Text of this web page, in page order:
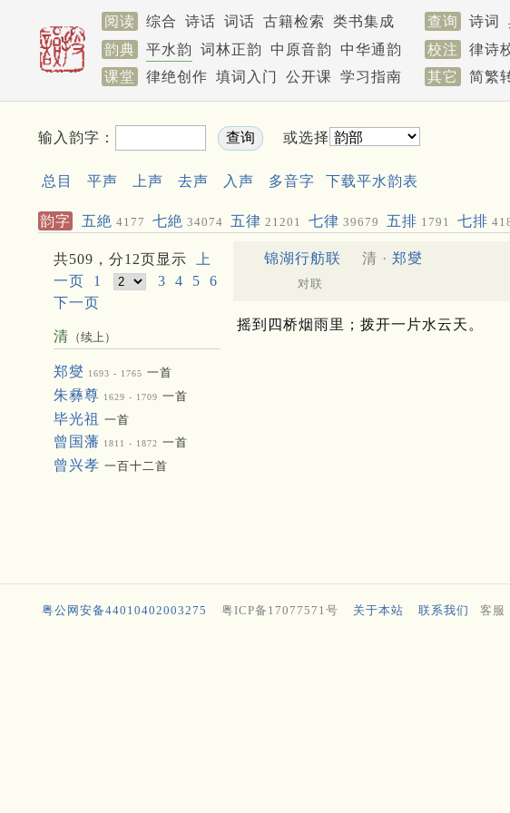
阅读 综合 诗话 词话 古籍检索 类书集成 查询 诗词
韵典
平水韵 词林正韵 中原音韵 中华通韵 校注 律诗
课堂
律绝创作 填词入门 公开课 学习指南 其它 简繁
输入韵字： 或选择
总目 平声 上声 去声 入声 多音字 下载平水韵表
韵字 五絶 4177 七絶 34074 五律 21201 七律 39679 五排 1791 七排
共509，分12页显示
上
一页
1 3 4 5
6
下一页
清 （续上）
郑燮 1693 - 1765 一首
朱彝尊 1629 - 1709 一首
毕光祖 一首
曾国藩 1811 - 1872 一首
曾兴孝 一百十二首
锦湖行舫联 清 · 郑燮
对联
摇到四桥烟雨里；拨开一片水云天。
粤公网安备44010402003275 粤ICP备17077571号 关于本站 联系我们 客服